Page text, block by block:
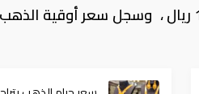
كما سجل جرام الذهب عيار 21 سعرا 160,57 ريال، وعيار 18 سعرا 137,63 ريال ، وسجل سعر